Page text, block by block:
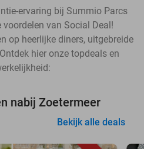
ervaring bij Summio Parcs
van Social Deal!
op heerlijke diners, uitgebreide
hier onze topdeals en
nabij Zoetermeer
Bekijk alle deals